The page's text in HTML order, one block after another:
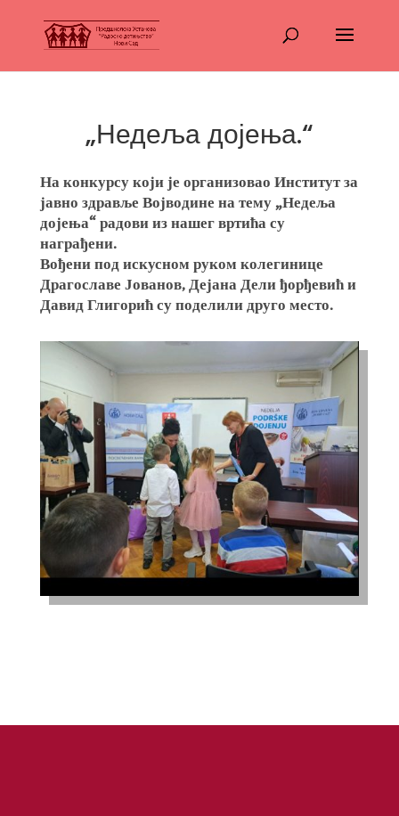
„Недеља дојења.“
На конкурсу који је организовао Институт за
јавно здравље Војводине на тему „Недеља
дојења“ радови из нашег вртића су
награђени.
Вођени под искусном руком колегинице
Драгославе Јованов, Дејана Дели ђорђевић и
Давид Глигорић су поделили друго место.